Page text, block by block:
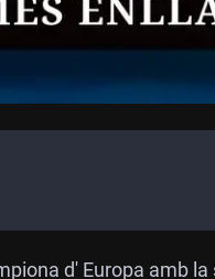
d' Europa amb